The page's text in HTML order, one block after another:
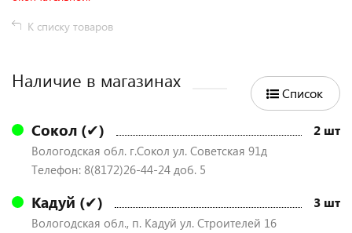
К списку товаров
Наличие в магазинах
Список
Сокол (✔) 2 шт
Вологодская обл. г.Сокол ул. Советская 91д
Телефон: 8(8172)26-44-24 доб. 5
Кадуй (✔) 3 шт
Вологодская обл., п. Кадуй ул. Строителей 16